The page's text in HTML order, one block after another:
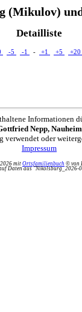
(Mikulov)
Detailliste
-5 -1 - +1 +5 +20
Informationen
Nepp, Nauheim
oder
Impressum
mitOrtsfamilienbuch © von
Daten aus "Nikolsburg_2026-